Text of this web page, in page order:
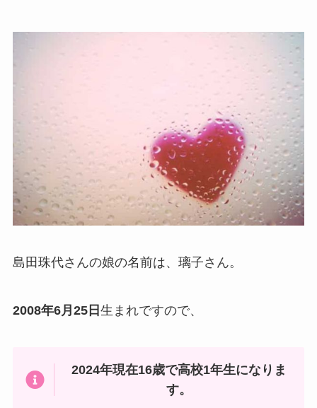
島田珠代さんの娘の名前は、璃子さん。
2008年6月25日 生まれですので、
2024年現在16歳で高校1年生になりま
す。